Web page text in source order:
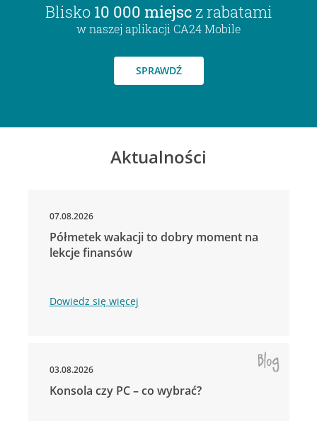
Blisko 10 000 miejsc z rabatami
w naszej aplikacji CA24 Mobile
SPRAWDŹ
Aktualności
07.08.2026
Półmetek wakacji to dobry moment na
lekcje finansów
Dowiedz się więcej
03.08.2026
Konsola czy PC – co wybrać?